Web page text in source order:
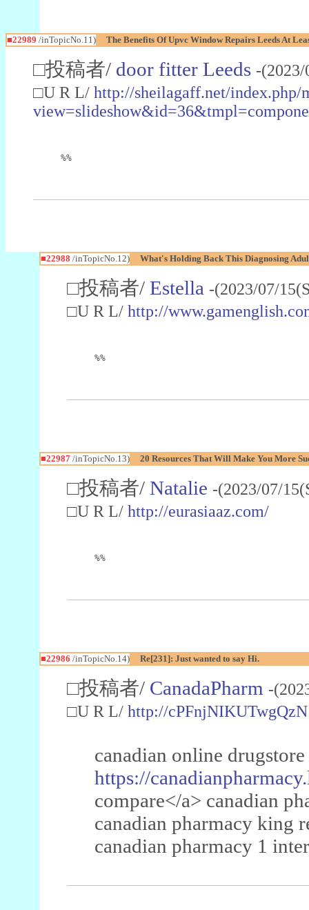
■22989 /inTopicNo.11) The Benefits Of Upvc Window Repairs Leeds At
□投稿者/ door fitter Leeds -
□U R L/ http://sheilagaff.net/index.php/
%%
■22988 /inTopicNo.12) What's Holding Back This Diagnosing
□投稿者/ Estella -(2023/07/
□U R L/ http://
%%
■22987/inTopicNo.13) 20 Resources That Will Make You More
□投稿者/ Natalie -(2023/07/
□U R L/ http://eurasiaaz.com/
%%
■22986 /inTopicNo.14) Re[231]: Just wanted to say Hi.
□投稿者/ CanadaPharm -
□U R L/ http://cPFnjNIKUTwgQzN
canadian online
https://
compare</a> canadian
canadian pharmacy king
canadian pharmacy 1